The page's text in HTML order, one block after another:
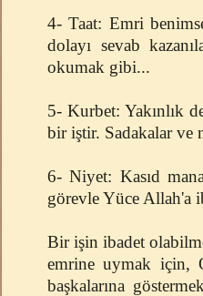
4- Taat: Emri
dolayı sevab
okumak gibi...
5- Kurbet: Yakınlık
bir iştir. Sadakalar ve
6- Niyet: Kasıd
görevle Yüce Allah'a
Bir işin ibadet
emrine uymak için,
başkalarına